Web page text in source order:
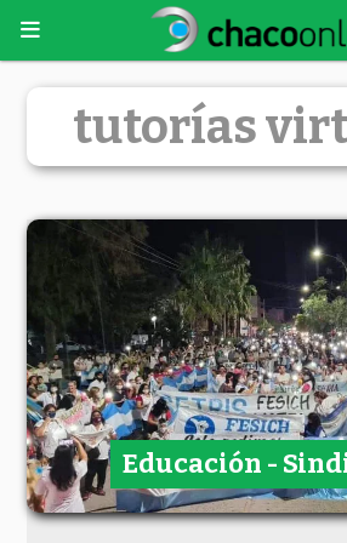
tutorías
Educación -